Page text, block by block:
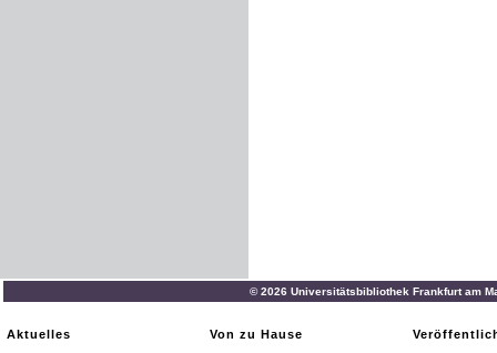
© 2026 Universitätsbibliothek Frankfurt am
Aktuelles
Von zu Hause